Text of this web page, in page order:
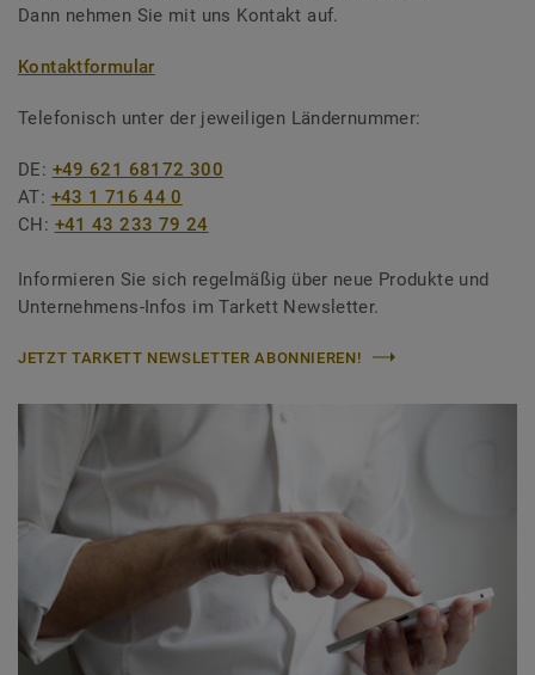
Dann nehmen Sie mit uns Kontakt auf.
Kontaktformular
Telefonisch unter der jeweiligen Ländernummer:
DE: +49 621 68172 300
AT: +43 1 716 44 0
CH: +41 43 233 79 24
Informieren Sie sich regelmäßig über neue Produkte und
Unternehmens-Infos im Tarkett Newsletter.
JETZT TARKETT NEWSLETTER ABONNIEREN!